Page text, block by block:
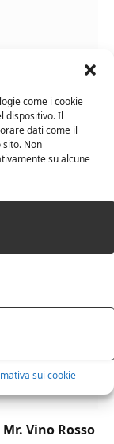
come i cookie
dispositivo. Il
dati come il
Non
su alcune
sui cookie
Vino Rosso